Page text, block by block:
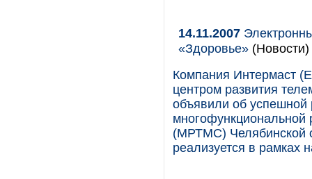
14.11.2007
«Здоровье» (Новости)
Компания Интермаст
центром развития
объявили об успешной
многофункциональной
(МРТМС) Челябинской
реализуется в рамках